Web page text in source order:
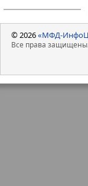
© 2026«МФД-
Все права